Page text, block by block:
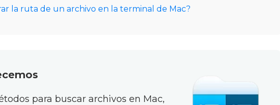
la ruta de un archivo en la terminal de Mac?
para buscar archivos en Mac,